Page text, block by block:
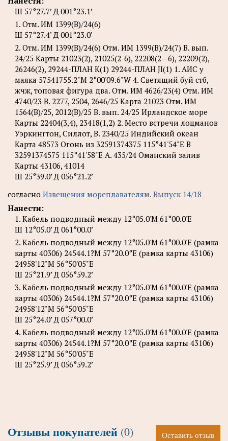
Ш 57°27.7’ Д 001°23.1’
1. Отм. ИМ 1399(B)/24(6)
Ш 57°27.4’ Д 001°23.0’
2. Отм. ИМ 1399(B)/24(6) Отм. ИМ 1399(B)/24(7) В. вып.
24/25 Карты 21023(2), 21025(2-6), 22208(2—6), 22209(2),
26246(2), 29244-ПЛАН К(1) 29244-ПЛАН JI(1) 1. АИС у
маяка 57541755.2"М 2°00'09.6"W 4. Светящий буй стб,
жчж, топовая фигура два. Отм. ИМ 4626/23(4) Отм. ИМ
4740/23 В. 2277, 2504, 2646/25 Карта 21023 Отм. ИМ
1564(B)/25, 2012(B)/25 В. вып. 24/25 Ирландское море
Карты 22404(3,4), 23418(1,2) 2. Место встречи лоцманов
Уэркингтон, Силлот, B. 2340/25 Индийский океан
Карта 48573 Огонь из 32591374375 115°41'54"E B
32591374575 115°41'58"E A. 435/24 Оманский залив
Карты 43106, 41014
Ш 25°39.0’ Д 056°21.2’
согласно Извещения мореплавателям. Выпуск 14/18
Нанести:
1. Кабель подводный между 12°05.0'М 61°00.0'E
Ш 12°05.0’ Д 061°00.0’
2. Кабель подводный между 12°05.0'М 61°00.0'E (рамка
карты 40306) 24544.1?М 57°20.0°E (рамка карты 43106)
24958'12"М 56°50'05"Е
Ш 25°21.9’ Д 056°59.2’
3. Кабель подводный между 12°05.0'М 61°00.0'E (рамка
карты 40306) 24544.1?М 57°20.0°E (рамка карты 43106)
24958'12"М 56°50'05"Е
Ш 25°24.0’ Д 057°00.0’
4. Кабель подводный между 12°05.0'М 61°00.0'E (рамка
карты 40306) 24544.1?М 57°20.0°E (рамка карты 43106)
24958'12"М 56°50'05"Е
Ш 25°25.9’ Д 056°59.2’
Отзывы покупателей (0) Оставить отзыв